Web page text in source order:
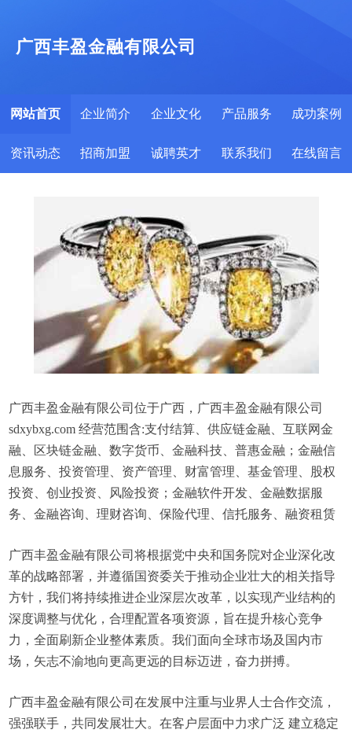
广西丰盈金融有限公司
网站首页 企业简介 企业文化 产品服务 成功案例
资讯动态 招商加盟 诚聘英才 联系我们 在线留言
广西丰盈金融有限公司位于广西，广西丰盈金融有限公司
sdxybxg.com 经营范围含:支付结算、供应链金融、互联网金
融、区块链金融、数字货币、金融科技、普惠金融；金融信
息服务、投资管理、资产管理、财富管理、基金管理、股权
投资、创业投资、风险投资；金融软件开发、金融数据服
务、金融咨询、理财咨询、保险代理、信托服务、融资租赁
广西丰盈金融有限公司将根据党中央和国务院对企业深化改
革的战略部署，并遵循国资委关于推动企业壮大的相关指导
方针，我们将持续推进企业深层次改革，以实现产业结构的
深度调整与优化，合理配置各项资源，旨在提升核心竞争
力，全面刷新企业整体素质。我们面向全球市场及国内市
场，矢志不渝地向更高更远的目标迈进，奋力拼搏。
广西丰盈金融有限公司在发展中注重与业界人士合作交流，
强强联手，共同发展壮大。在客户层面中力求广泛 建立稳定